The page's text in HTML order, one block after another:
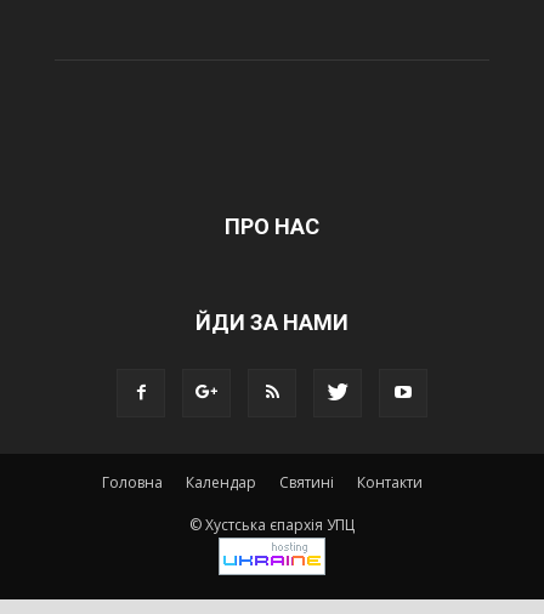
ПРО НАС
ЙДИ ЗА НАМИ
Головна Календар Святині Контакти
© Хустська єпархія УПЦ